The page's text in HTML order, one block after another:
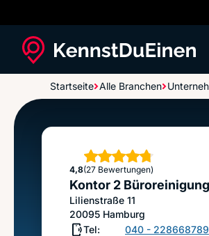
Startseite Alle Branchen
Kontor 2 Büroreinigung
4,8
Sterne
(27 Bewertungen)
Kontor 2
Lilienstraße 11
20095 Hamburg
Tel:
040 - 228668789